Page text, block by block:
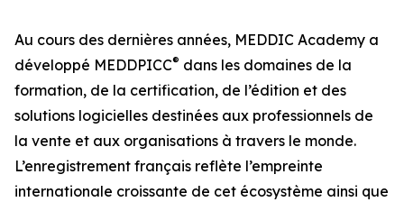
Au cours des dernières années, MEDDIC Academy a
développé MEDDPICC® dans les domaines de la
formation, de la certification, de l’édition et des
solutions logicielles destinées aux professionnels de
la vente et aux organisations à travers le monde.
L’enregistrement français reflète l’empreinte
internationale croissante de cet écosystème ainsi que